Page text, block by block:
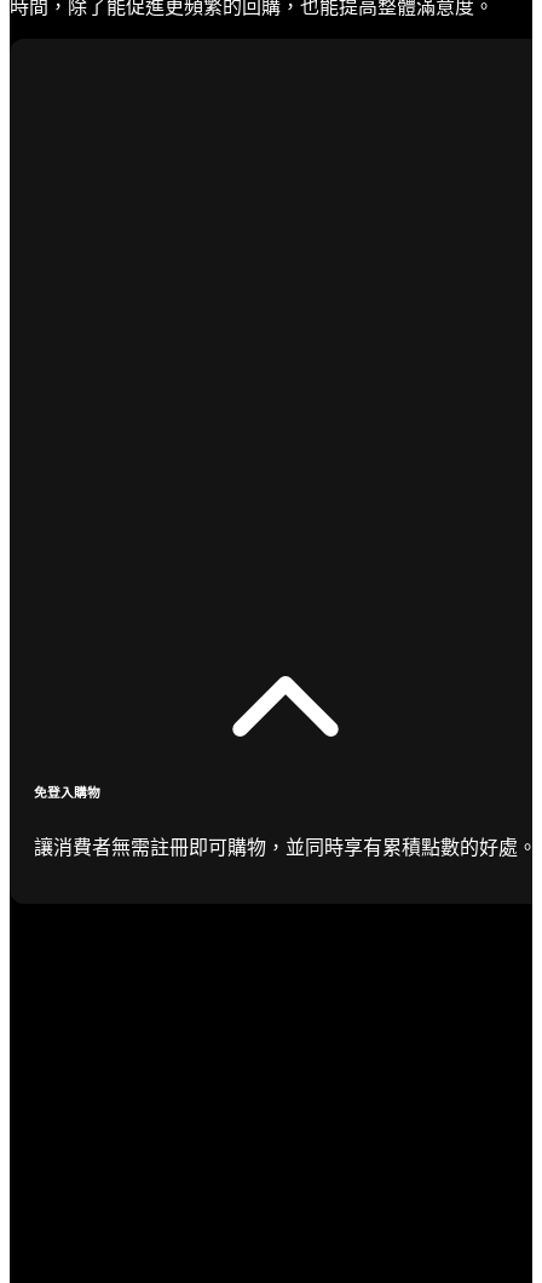
時間，除了能促進更頻繁的回購，也能提高整體滿意度。
免登入購物
讓消費者無需註冊即可購物，並同時享有累積點數的好處。